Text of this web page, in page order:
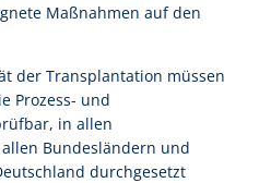
Maßnahmen auf den
der Transplantation müssen
Prozess- und
in allen
Bundesländern und
durchgesetzt